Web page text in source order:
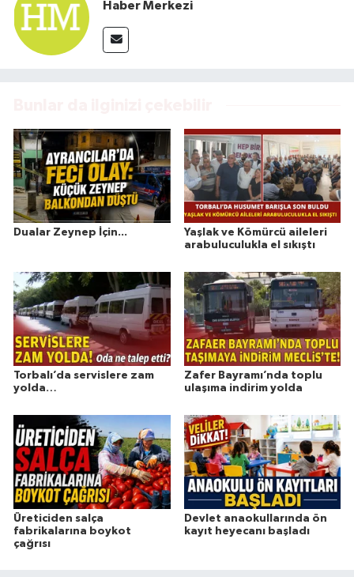
Haber Merkezi
Dualar Zeynep İçin...
Yaşlak ve Kömürcü aileleri
arabuluculukla el sıkıştı
Torbalı’da servislere zam
yolda…
Zafer Bayramı’nda toplu
ulaşıma indirim yolda
Üreticiden salça
fabrikalarına boykot
çağrısı
Devlet anaokullarında ön
kayıt heyecanı başladı